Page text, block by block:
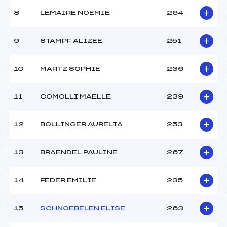
Ouvreurs B :
TRIMAILLE BENJAMIN
Météo :
Tempête
20
Traceur :
MEYER SEBASTIEN (MV)
TRIMAILLE BENJAMIN
(MV)
Ouvreurs D :
8 LEMAIRE NOEMIE 264
9 STAMPF ALIZEE 251
10 MARTZ SOPHIE 236
11 COMOLLI MAELLE 239
12 BOLLINGER AURELIA 253
13 BRAENDEL PAULINE 267
14 FEDER EMILIE 235
15 SCHNOEBELEN ELISE 263